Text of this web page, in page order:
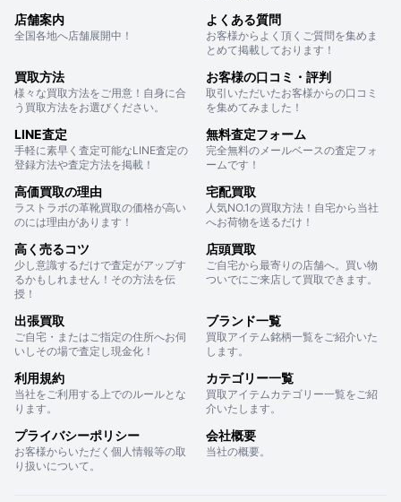
店舗案内
全国各地へ店舗展開中！
よくある質問
お客様からよく頂くご質問を集めま
とめて掲載しております！
買取方法
様々な買取方法をご用意！自身に合
う買取方法をお選びください。
お客様の口コミ・評判
取引いただいたお客様からの口コミ
を集めてみました！
LINE査定
手軽に素早く査定可能なLINE査定の
登録方法や査定方法を掲載！
無料査定フォーム
完全無料のメールベースの査定フォ
ームです！
高価買取の理由
ラストラボの革靴買取の価格が高い
のには理由があります！
宅配買取
人気NO.1の買取方法！自宅から当社
へお荷物を送るだけ！
高く売るコツ
少し意識するだけで査定がアップす
るかもしれません！その方法を伝
授！
店頭買取
ご自宅から最寄りの店舗へ。買い物
ついでにご来店して買取できます。
出張買取
ご自宅・またはご指定の住所へお伺
いしその場で査定し現金化！
ブランド一覧
買取アイテム銘柄一覧をご紹介いた
します。
利用規約
当社をご利用する上でのルールとな
ります。
カテゴリー一覧
買取アイテムカテゴリー一覧をご紹
介いたします。
プライバシーポリシー
お客様からいただく個人情報等の取
り扱いについて。
会社概要
当社の概要。